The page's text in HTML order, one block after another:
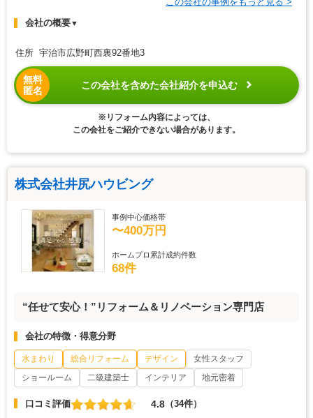
会社の概要▼
住所 宇治市広野町西裏92番地3
無料
匿名
この会社を含めた会社紹介を申込む
※リフォーム内容によっては、
この会社をご紹介できない場合があります。
株式会社井尻ハウビング
事例中心価格帯
〜400万円
ホームプロ累計成約件数
68件
“任せて安心！”リフォーム＆リノベーション専門店
会社の特徴・得意分野
水まわり 総合リフォーム デザイン
女性スタッフ
ショールーム
二級建築士 インテリア 地元密着
口コミ評価 4.8 （34件）